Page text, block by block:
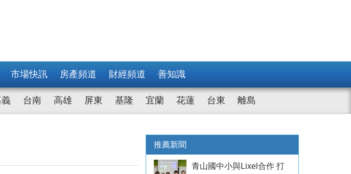
市場快訊 房產頻道 財經頻道 善知識
台南 高雄 屏東 基隆 宜蘭 花蓮 台東 離島
推薦新聞
青山國中小與Lixel合作 打